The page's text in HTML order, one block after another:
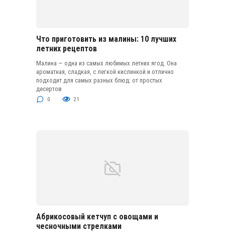
Что приготовить из малины: 10 лучших
летних рецептов
Малина — одна из самых любимых летних ягод. Она
ароматная, сладкая, с легкой кислинкой и отлично
подходит для самых разных блюд: от простых
десертов
0 21
Абрикосовый кетчуп с овощами и
чесночными стрелками